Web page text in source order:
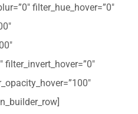
filter_hue_hover=”0″
filter_invert_hover=”0″